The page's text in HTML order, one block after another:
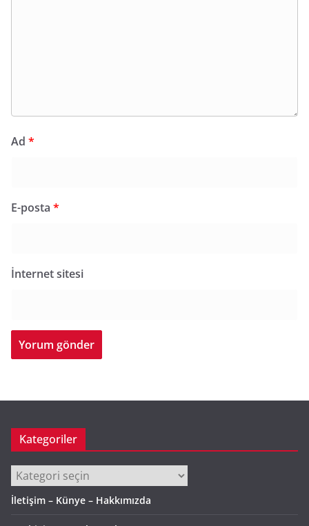
Ad *
E-posta *
İnternet sitesi
Kategoriler
Kategoriler
İletişim – Künye – Hakkımızda